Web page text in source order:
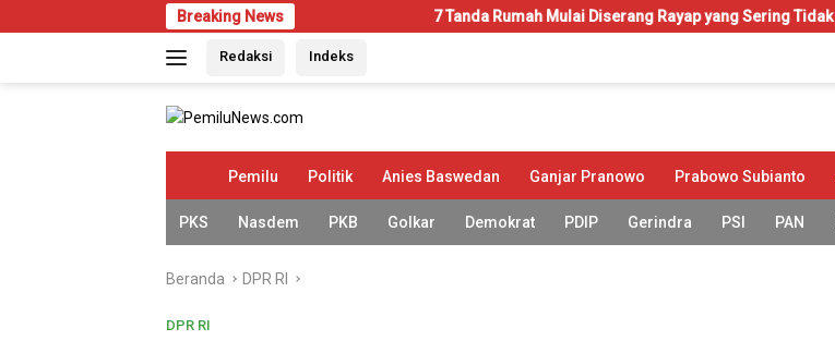
ke
Breaking News 7 Tanda Rumah Mulai Diserang Rayap yang Sering Tidak Disadari
Redaksi Indeks
m
e
Pemilu Politik Anies Baswedan Ganjar Pranowo Prabowo Subianto
PKS Nasdem PKB Golkar Demokrat PDIP Gerindra PSI PAN
Beranda DPR RI
DPR RI